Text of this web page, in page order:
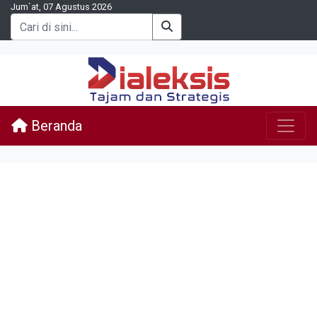
Jum`at, 07 Agustus 2026
Beranda